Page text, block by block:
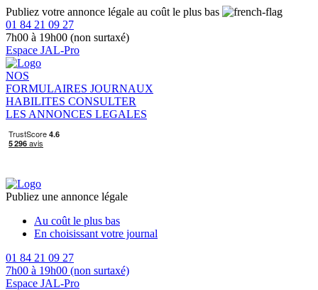
Publiez votre annonce légale au coût le plus bas
01 84 21 09 27
7h00 à 19h00 (non surtaxé)
Espace JAL-Pro
NOS
FORMULAIRES JOURNAUX
HABILITES CONSULTER
LES ANNONCES LEGALES
Publiez une annonce légale
Au coût le plus bas
En choisissant votre journal
01 84 21 09 27
7h00 à 19h00 (non surtaxé)
Espace JAL-Pro